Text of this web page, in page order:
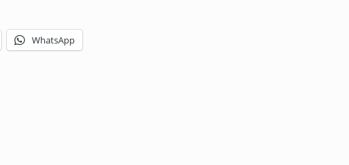
WhatsApp